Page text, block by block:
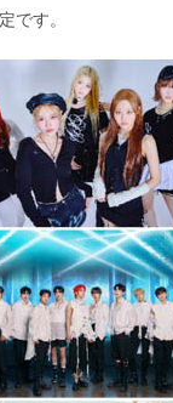
です。